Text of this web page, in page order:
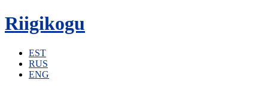
Riigikogu
EST
RUS
ENG